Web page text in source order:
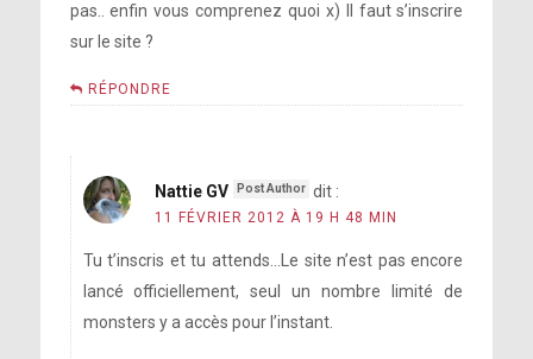
pas.. enfin vous comprenez quoi x) Il faut s’inscrire
sur le site ?
RÉPONDRE
Nattie GV dit :
11 FÉVRIER 2012 À 19 H 48 MIN
Tu t’inscris et tu attends…Le site n’est pas encore
lancé officiellement, seul un nombre limité de
monsters y a accès pour l’instant.